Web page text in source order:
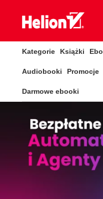
Kategorie Książki
Audiobooki Promocje
Darmowe ebooki